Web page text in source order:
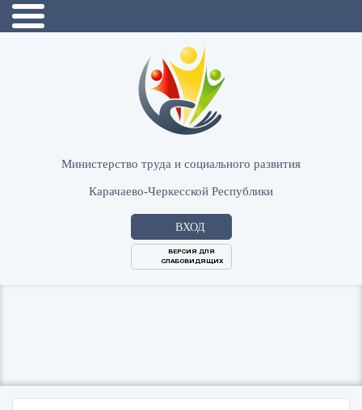
Министерство труда и социального развития
Карачаево-Черкесской Республики
ВХОД
ВЕРСИЯ ДЛЯ
СЛАБОВИДЯЩИХ